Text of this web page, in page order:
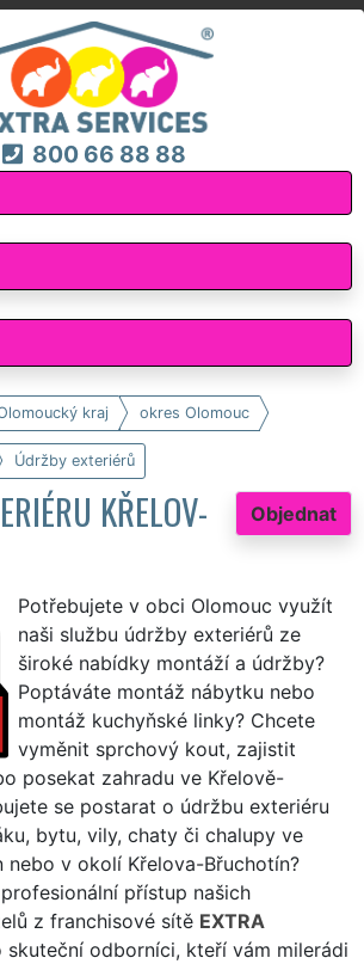
800 66 88 88
kraj okres Olomouc
Údržby exteriérů
Objednat
KŘELOV-
Potřebujete v obci Olomouc využít
naši službu údržby exteriérů ze
široké nabídky montáží a údržby?
Poptáváte montáž nábytku nebo
montáž kuchyňské linky? Chcete
vyměnit sprchový kout, zajistit
posekat zahradu ve Křelově-
se postarat o údržbu exteriéru
bytu, vily, chaty či chalupy ve
nebo v okolí Křelova-Břuchotín?
přístup našich
z franchisové sítě EXTRA
skuteční odborníci, kteří vám milerádi